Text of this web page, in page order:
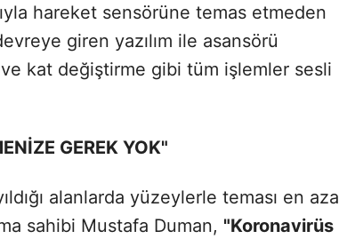
hareket sensörüne temas etmeden
giren yazılım ile asansörü
ve kat değiştirme gibi tüm işlemler sesli
GEREK YOK"
alanlarda yüzeylerle teması en aza
sahibi Mustafa Duman, "Koronavirüs